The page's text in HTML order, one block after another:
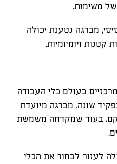
של משימות.
מברגה נטענת יכולה
ויומיומיות.
בעולם כלי העבודה
שונה. מברגה מיועדת
בעוד שמקדחה משמשת
לעזור לבחור את הכלי